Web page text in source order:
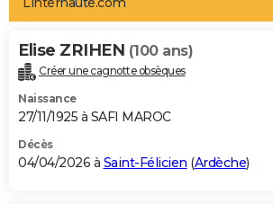
Art de vivre
Bien-être
Loisirs
Mode
Modes de vie
Alimentation
Guide de la santé
Maladies
Médicaments
Sommeil
VOYAGE
Destinations
City break
Voyage nature
Voyage de noces
Forum
Climat
+PHOTO
GUIDES D'ACHAT
BONS PLANS
Elise ZRIHEN (100 ans)
Créer une cagnotte obsèques
Naissance
27/11/1925 à SAFI MAROC
Décès
04/04/2026 à Saint-Félicien (Ardèche)